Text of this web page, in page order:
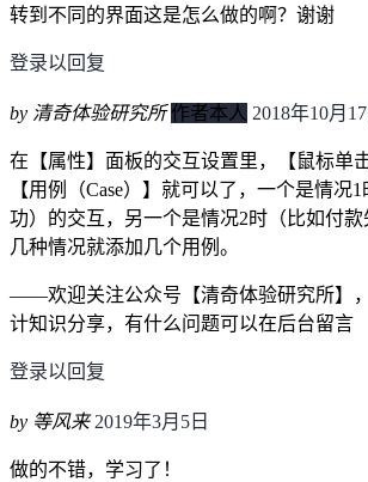
转到不同的界面这是怎么做的啊？谢谢
登录以回复
by 清奇体验研究所 作者本人 2018年10月17
在【属性】面板的交互设置里，【鼠标单
【用例（Case）】就可以了，一个是情况
功）的交互，另一个是情况2时（比如付
几种情况就添加几个用例。
——欢迎关注公众号【清奇体验研究所】
计知识分享，有什么问题可以在后台留言
登录以回复
by 等风来 2019年3月5日
做的不错，学习了！